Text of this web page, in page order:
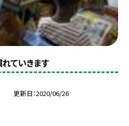
ていきます
更新日 2020/06/26